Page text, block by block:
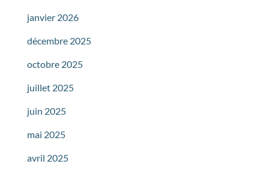
janvier 2026
décembre 2025
octobre 2025
juillet 2025
juin 2025
mai 2025
avril 2025